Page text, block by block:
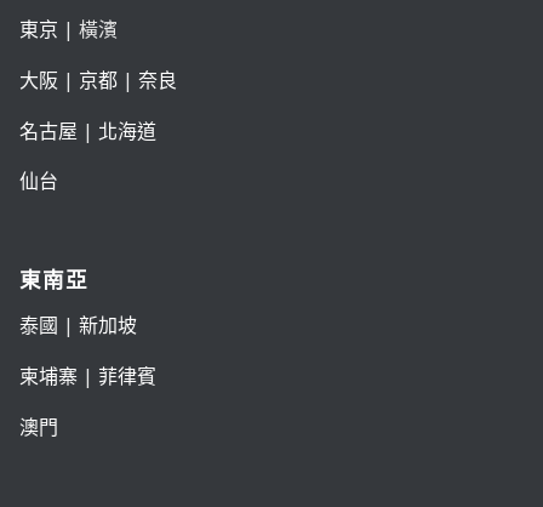
東京 | 橫濱
大阪 | 京都| 奈良
名古屋 | 北海道
仙台
東南亞
泰國 | 新加坡
柬埔寨 | 菲律賓
澳門